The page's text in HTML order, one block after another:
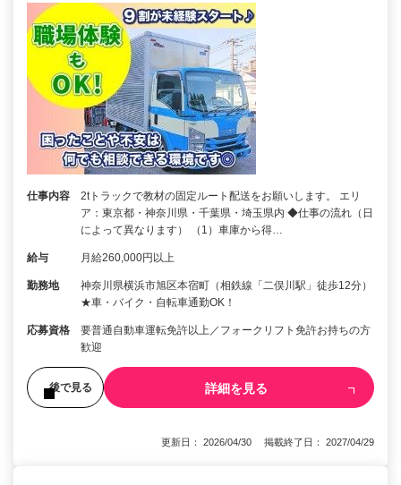
仕事内容
2tトラックで教材の固定ルート配送をお願いします。 エリ
ア：東京都・神奈川県・千葉県・埼玉県内 ◆仕事の流れ（日
によって異なります） （1）車庫から得…
給与 月給260,000円以上
勤務地
神奈川県横浜市旭区本宿町（相鉄線「二俣川駅」徒歩12分）
★車・バイク・自転車通勤OK！
応募資格
要普通自動車運転免許以上／フォークリフト免許お持ちの方
歓迎
後で見る 詳細を見る
更新日： 2026/04/30 掲載終了日： 2027/04/29